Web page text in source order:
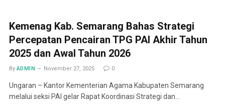
Kemenag Kab. Semarang Bahas Strategi
Percepatan Pencairan TPG PAI Akhir Tahun
2025 dan Awal Tahun 2026
By ADMIN November 27, 2025 0
Ungaran – Kantor Kementerian Agama Kabupaten Semarang
melalui seksi PAI gelar Rapat Koordinasi Strategi dan…